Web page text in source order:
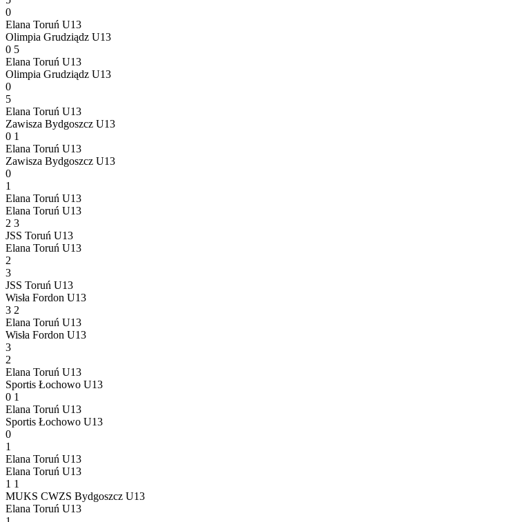
0
Elana Toruń U13
Olimpia Grudziądz U13
0 5
Elana Toruń U13
Olimpia Grudziądz U13
0
5
Elana Toruń U13
Zawisza Bydgoszcz U13
0 1
Elana Toruń U13
Zawisza Bydgoszcz U13
0
1
Elana Toruń U13
Elana Toruń U13
2 3
JSS Toruń U13
Elana Toruń U13
2
3
JSS Toruń U13
Wisła Fordon U13
3 2
Elana Toruń U13
Wisła Fordon U13
3
2
Elana Toruń U13
Sportis Łochowo U13
0 1
Elana Toruń U13
Sportis Łochowo U13
0
1
Elana Toruń U13
Elana Toruń U13
1 1
MUKS CWZS Bydgoszcz U13
Elana Toruń U13